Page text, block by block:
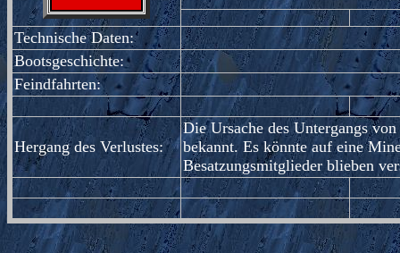
Technische Daten:
Bootsgeschichte:
Feindfahrten:
Hergang des Verlustes:
Die Ursache des Untergangs
bekannt. Es könnte auf eine
Besatzungsmitglieder blieben